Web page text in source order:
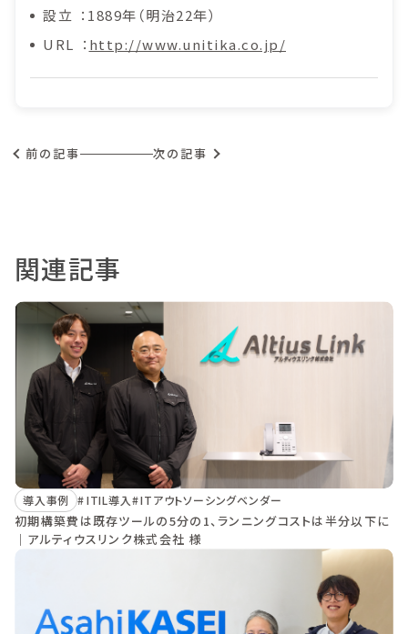
設立
1889年（明治22年）
URL
http://www.unitika.co.jp/
前の記事 次の記事
関連記事
導入事例 ITIL導入 ITアウトソーシングベンダー
初期構築費は既存ツールの5分の1、ランニングコストは半分以下に
｜アルティウスリンク株式会社 様